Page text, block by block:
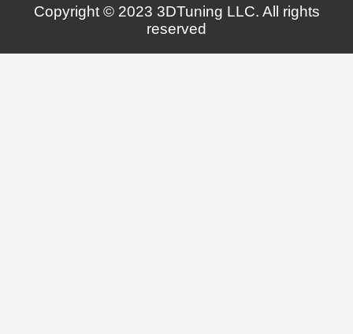
Copyright © 2023 3DTuning LLC. All rights
reserved